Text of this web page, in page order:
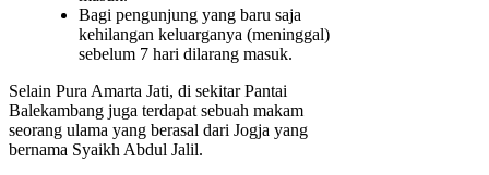
Bagi pengunjung yang baru saja
kehilangan keluarganya (meninggal)
sebelum 7 hari dilarang masuk.
Selain Pura Amarta Jati, di sekitar Pantai
Balekambang juga terdapat sebuah makam
seorang ulama yang berasal dari Jogja yang
bernama Syaikh Abdul Jalil.